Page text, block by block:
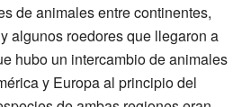
de animales entre continentes,
algunos roedores que llegaron a
hubo un intercambio de animales
y Europa al principio del